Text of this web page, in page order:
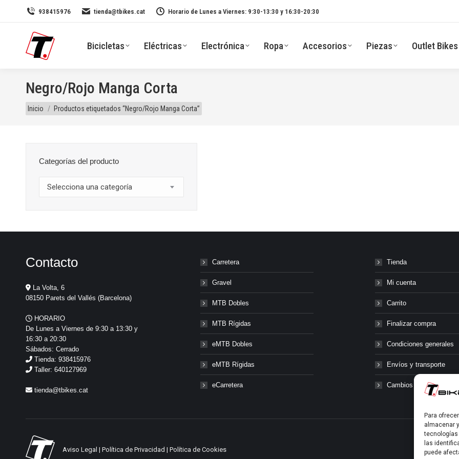
Para
almacenar
tecnologías
las
puede
938415976 tienda@tbikes.cat Horario de Lunes a Viernes: 9:30-13:30 y 16:30-20:30
Bicicletas Eléctricas Electrónica Ropa Accesorios Piezas Outlet Bikes
Negro/Rojo Manga Corta
Estás aquí:
Inicio Productos etiquetados “Negro/Rojo Manga Corta”
Categorías del producto
Selecciona una categoría
Contacto
La Volta, 6
08150 Parets del Vallés (Barcelona)
HORARIO
De Lunes a Viernes de 9:30 a 13:30 y
16:30 a 20:30
Sábados: Cerrado
Tienda: 938415976
Taller: 640127969
tienda@tbikes.cat
Carretera
Gravel
MTB Dobles
MTB Rígidas
eMTB Dobles
eMTB Rígidas
eCarretera
Tienda
Mi cuenta
Carrito
Finalizar compra
Condiciones generales
Envíos y transporte
Cambios y devoluciones
Aviso Legal | Política de Privacidad | Política de Cookies